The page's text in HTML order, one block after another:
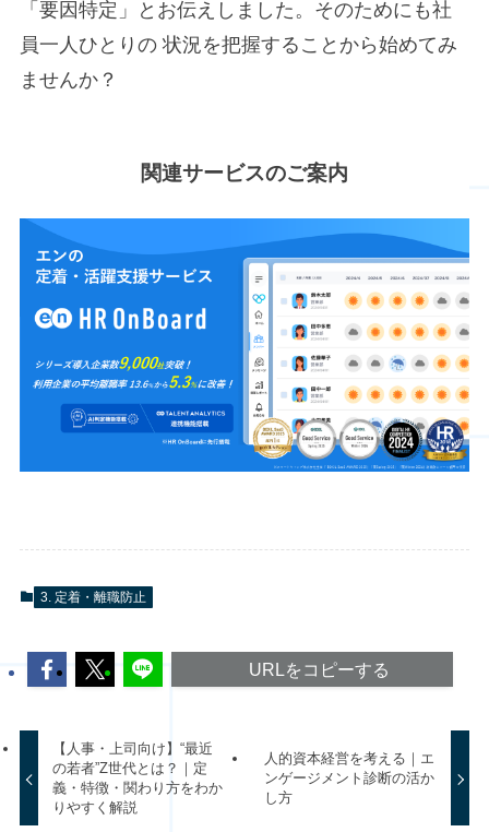
「要因特定」とお伝えしました。そのためにも社
員一人ひとりの 状況を把握することから始めてみ
ませんか？
関連サービスのご案内
3. 定着・離職防止
URLをコピーする
【人事・上司向け】“最近
の若者”Z世代とは？｜定
義・特徴・関わり方をわか
りやすく解説
人的資本経営を考える｜エ
ンゲージメント診断の活か
し方